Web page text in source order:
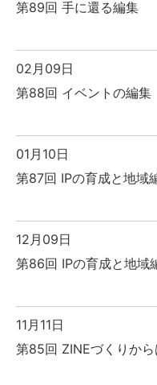
第89回 手に還る編集
02月09日
第88回 イベントの編集
01月10日
第87回 IPの育成と地
12月09日
第86回 IPの育成と地
11月11日
第85回 ZINEづくりか